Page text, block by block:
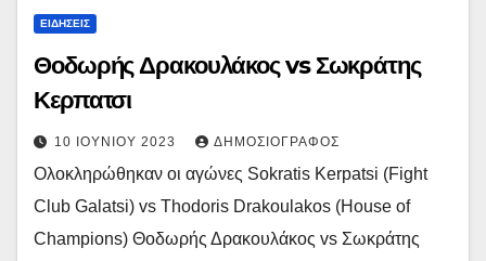
ΕΙΔΉΣΕΙΣ
Θοδωρής Δρακουλάκος vs Σωκράτης
Κερπατσι
10 ΙΟΥΝΊΟΥ 2023 ΔΗΜΟΣΙΟΓΡΆΦΟΣ
Ολοκληρώθηκαν οι αγώνες Sokratis Kerpatsi (Fight
Club Galatsi) vs Thodoris Drakoulakos (House of
Champions) Θοδωρής Δρακουλάκος vs Σωκράτης